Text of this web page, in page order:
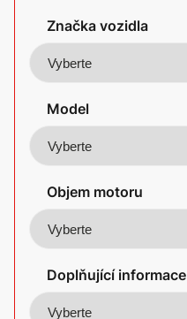
Značka vozidla
Model
Objem motoru
Doplňující informace